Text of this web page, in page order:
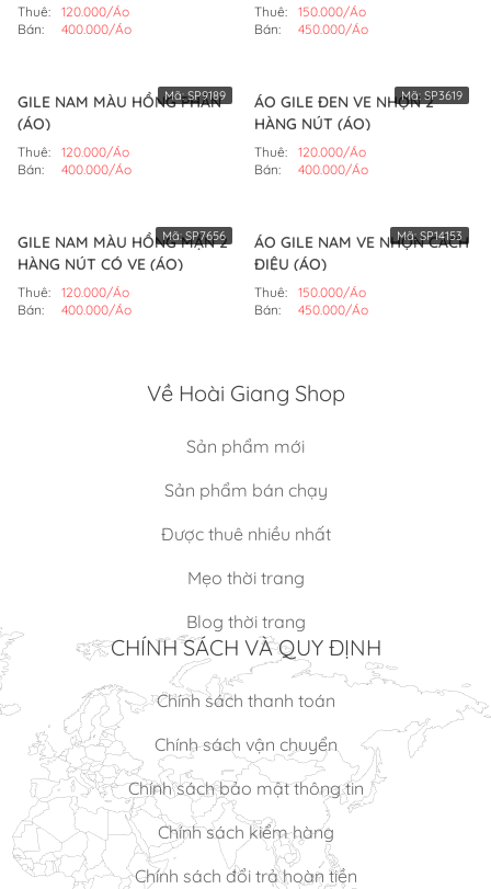
Thuê:
120.000/Áo
Bán:
400.000/Áo
Thuê:
150.000/Áo
Bán:
450.000/Áo
GILE NAM MÀU HỒNG PHẤN
(ÁO)
Thuê:
120.000/Áo
Bán:
400.000/Áo
Mã:SP9189
ÁO GILE ĐEN VE NHỌN 2
HÀNG NÚT (ÁO)
Thuê:
120.000/Áo
Bán:
400.000/Áo
Mã: SP3619
GILE NAM MÀU HỒNG MẬN 2
HÀNG NÚT CÓ VE (ÁO)
Thuê:
120.000/Áo
Bán:
400.000/Áo
Mã:SP7656
ÁO GILE NAM VE NHỌN CÁCH
ĐIỆU (ÁO)
Thuê:
150.000/Áo
Bán:
450.000/Áo
Mã:SP14153
Về Hoài Giang Shop
Sản phẩm mới
Sản phẩm bán chạy
Được thuê nhiều nhất
Mẹo thời trang
Blog thời trang
CHÍNH SÁCH VÀ QUY ĐỊNH
Chính sách thanh toán
Chính sách vận chuyển
Chính sách bảo mật thông tin
Chính sách kiểm hàng
Chính sách đổi trả hoàn tiền